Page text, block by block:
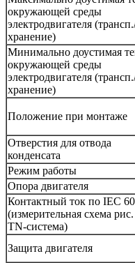
окружающей среды
электродвигателя
хранение)
Минимально доустимая
окружающей среды
электродвигателя
хранение)
Положение при монтаже
Отверстия для отвода
конденсата
Режим работы
Опора двигателя
Контактный ток по IEC
(измерительная схема
TN-система)
Защита двигателя